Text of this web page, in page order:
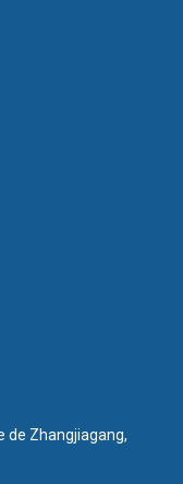
de Zhangjiagang,